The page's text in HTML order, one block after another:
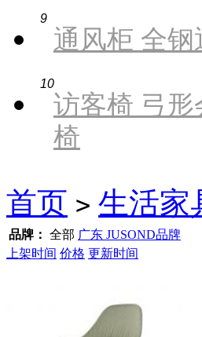
9
通风柜 全
10
访客椅 弓
椅
首页 > 生活家
品牌： 全部 广东 JUSOND品牌
上架时间 价格 更新时间